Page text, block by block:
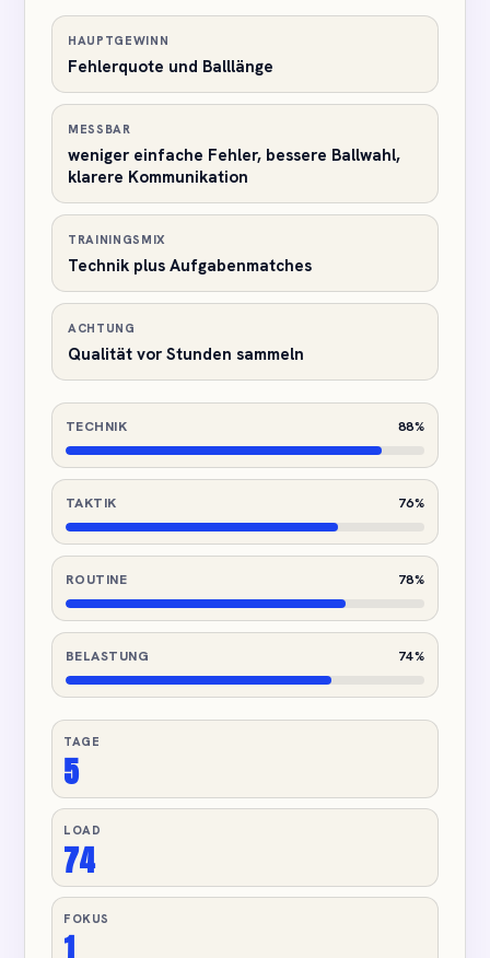
HAUPTGEWINN
Fehlerquote und Balllänge
MESSBAR
weniger einfache Fehler, bessere Ballwahl,
klarere Kommunikation
TRAININGSMIX
Technik plus Aufgabenmatches
ACHTUNG
Qualität vor Stunden sammeln
TECHNIK 88%
TAKTIK 76%
ROUTINE 78%
BELASTUNG 74%
TAGE
5
LOAD
74
FOKUS
1